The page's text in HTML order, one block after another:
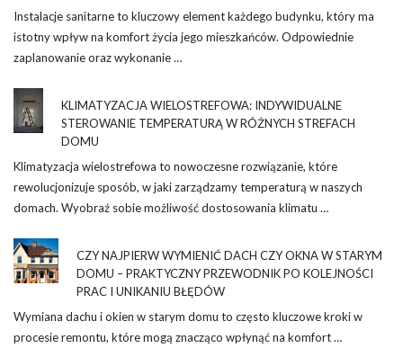
Instalacje sanitarne to kluczowy element każdego budynku, który ma
istotny wpływ na komfort życia jego mieszkańców. Odpowiednie
zaplanowanie oraz wykonanie …
KLIMATYZACJA WIELOSTREFOWA: INDYWIDUALNE
STEROWANIE TEMPERATURĄ W RÓŻNYCH STREFACH
DOMU
Klimatyzacja wielostrefowa to nowoczesne rozwiązanie, które
rewolucjonizuje sposób, w jaki zarządzamy temperaturą w naszych
domach. Wyobraź sobie możliwość dostosowania klimatu …
CZY NAJPIERW WYMIENIĆ DACH CZY OKNA W STARYM
DOMU – PRAKTYCZNY PRZEWODNIK PO KOLEJNOŚCI
PRAC I UNIKANIU BŁĘDÓW
Wymiana dachu i okien w starym domu to często kluczowe kroki w
procesie remontu, które mogą znacząco wpłynąć na komfort …